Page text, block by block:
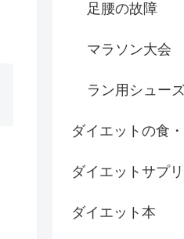
足腰の故障
マラソン大会
ラン用シュー
ダイエットの食
ダイエットサプリ
ダイエット本